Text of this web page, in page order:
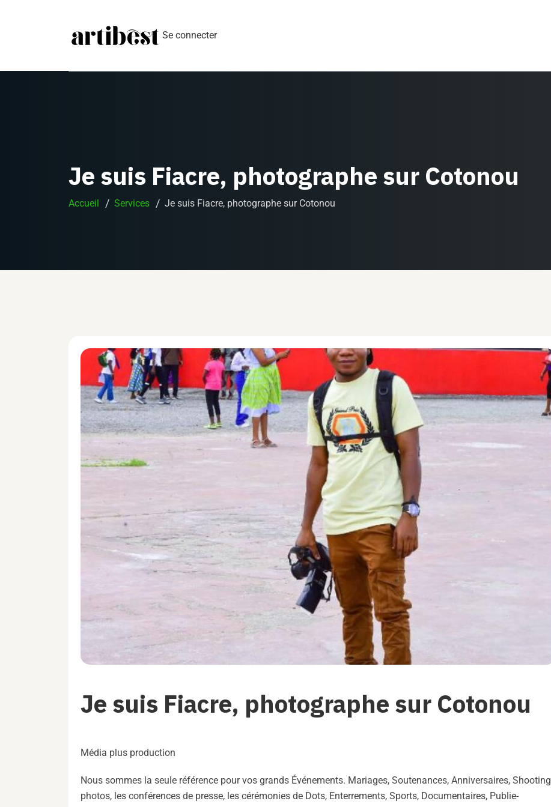
Se connecter
Je suis Fiacre, photographe sur Cotonou
Accueil Services Je suis Fiacre, photographe sur Cotonou
Je suis Fiacre, photographe sur Cotonou
Média plus production
Nous sommes la seule référence pour vos grands Événements. Mariages, Soutenances, Anniversaires, Shooting
photos, les conférences de presse, les cérémonies de Dots, Enterrements, Sports, Documentaires, Publie-